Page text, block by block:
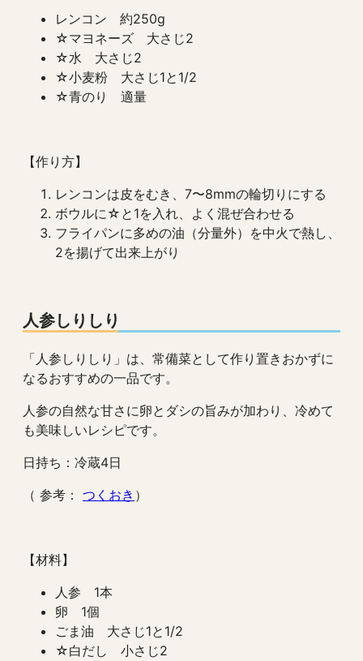
レンコン 約250g
☆マヨネーズ 大さじ2
☆水 大さじ2
☆小麦粉 大さじ1と1/2
☆青のり 適量
【作り方】
レンコンは皮をむき、7〜8mmの輪切りにする
ボウルに☆と1を入れ、よく混ぜ合わせる
フライパンに多めの油（分量外）を中火で熱し、
2を揚げて出来上がり
人参しりしり
「人参しりしり」は、常備菜として作り置きおかずに
なるおすすめの一品です。
人参の自然な甘さに卵とダシの旨みが加わり、冷めて
も美味しいレシピです。
日持ち：冷蔵4日
（ 参考： つくおき ）
【材料】
人参 1本
卵 1個
ごま油 大さじ1と1/2
☆白だし 小さじ2